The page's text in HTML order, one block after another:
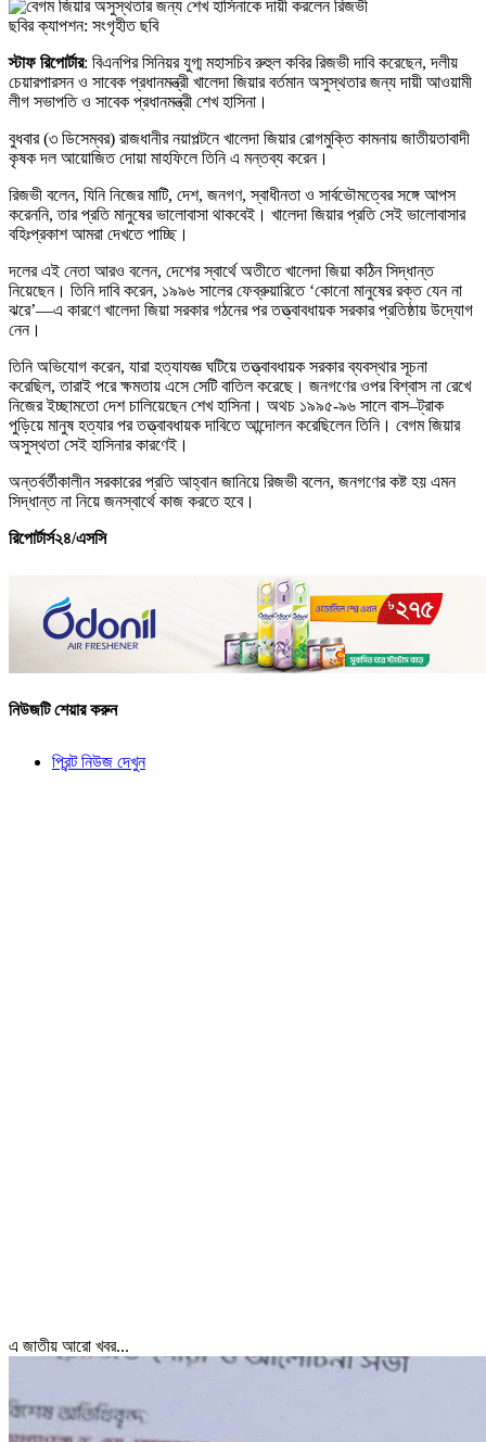
ছবির ক্যাপশন: সংগৃহীত ছবি
স্টাফ রিপোর্টার: বিএনপির সিনিয়র যুগ্ম মহাসচিব রুহুল কবির রিজভী দাবি করেছেন, দলীয়
চেয়ারপারসন ও সাবেক প্রধানমন্ত্রী খালেদা জিয়ার বর্তমান অসুস্থতার জন্য দায়ী আওয়ামী
লীগ সভাপতি ও সাবেক প্রধানমন্ত্রী শেখ হাসিনা।
বুধবার (৩ ডিসেম্বর) রাজধানীর নয়াপল্টনে খালেদা জিয়ার রোগমুক্তি কামনায় জাতীয়তাবাদী
কৃষক দল আয়োজিত দোয়া মাহফিলে তিনি এ মন্তব্য করেন।
রিজভী বলেন, যিনি নিজের মাটি, দেশ, জনগণ, স্বাধীনতা ও সার্বভৌমত্বের সঙ্গে আপস
করেননি, তার প্রতি মানুষের ভালোবাসা থাকবেই। খালেদা জিয়ার প্রতি সেই ভালোবাসার
বহিঃপ্রকাশ আমরা দেখতে পাচ্ছি।
দলের এই নেতা আরও বলেন, দেশের স্বার্থে অতীতে খালেদা জিয়া কঠিন সিদ্ধান্ত
নিয়েছেন। তিনি দাবি করেন, ১৯৯৬ সালের ফেব্রুয়ারিতে ‘কোনো মানুষের রক্ত যেন না
ঝরে’—এ কারণে খালেদা জিয়া সরকার গঠনের পর তত্ত্বাবধায়ক সরকার প্রতিষ্ঠায় উদ্যোগ
নেন।
তিনি অভিযোগ করেন, যারা হত্যাযজ্ঞ ঘটিয়ে তত্ত্বাবধায়ক সরকার ব্যবস্থার সূচনা
করেছিল, তারাই পরে ক্ষমতায় এসে সেটি বাতিল করেছে। জনগণের ওপর বিশ্বাস না রেখে
নিজের ইচ্ছামতো দেশ চালিয়েছেন শেখ হাসিনা। অথচ ১৯৯৫-৯৬ সালে বাস–ট্রাক
পুড়িয়ে মানুষ হত্যার পর তত্ত্বাবধায়ক দাবিতে আন্দোলন করেছিলেন তিনি। বেগম জিয়ার
অসুস্থতা সেই হাসিনার কারণেই।
অন্তর্বর্তীকালীন সরকারের প্রতি আহ্বান জানিয়ে রিজভী বলেন, জনগণের কষ্ট হয় এমন
সিদ্ধান্ত না নিয়ে জনস্বার্থে কাজ করতে হবে।
রিপোর্টার্স২৪/এসসি
নিউজটি শেয়ার করুন
প্রিন্ট নিউজ দেখুন
এ জাতীয় আরো খবর...